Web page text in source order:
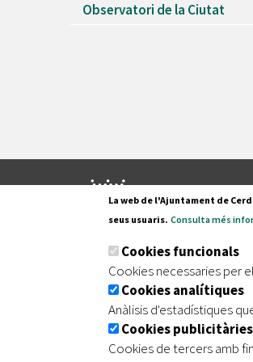
Observatori de la Ciutat
| Avís legal | Protecció
La web de l'Ajuntament de
seus usuaris. Consulta més
Cookies funcionals
Cookies necessaries per
Cookies analítiques
Anàlisis d'estadístiques
Cookies publicitàries
Cookies de tercers amb